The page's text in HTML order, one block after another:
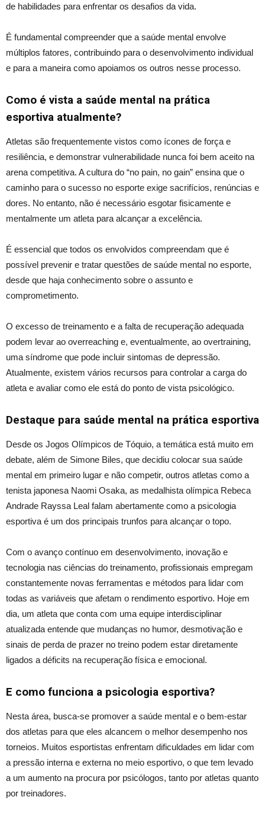
de habilidades para enfrentar os desafios da vida.
É fundamental compreender que a saúde mental envolve
múltiplos fatores, contribuindo para o desenvolvimento individual
e para a maneira como apoiamos os outros nesse processo.
Como é vista a saúde mental na prática
esportiva atualmente?
Atletas são frequentemente vistos como ícones de força e
resiliência, e demonstrar vulnerabilidade nunca foi bem aceito na
arena competitiva. A cultura do “no pain, no gain” ensina que o
caminho para o sucesso no esporte exige sacrifícios, renúncias e
dores. No entanto, não é necessário esgotar fisicamente e
mentalmente um atleta para alcançar a excelência.
É essencial que todos os envolvidos compreendam que é
possível prevenir e tratar questões de saúde mental no esporte,
desde que haja conhecimento sobre o assunto e
comprometimento.
O excesso de treinamento e a falta de recuperação adequada
podem levar ao overreaching e, eventualmente, ao overtraining,
uma síndrome que pode incluir sintomas de depressão.
Atualmente, existem vários recursos para controlar a carga do
atleta e avaliar como ele está do ponto de vista psicológico.
Destaque para saúde mental na prática esportiva
Desde os Jogos Olímpicos de Tóquio, a temática está muito em
debate, além de Simone Biles, que decidiu colocar sua saúde
mental em primeiro lugar e não competir, outros atletas como a
tenista japonesa Naomi Osaka, as medalhista olímpica Rebeca
Andrade Rayssa Leal falam abertamente como a psicologia
esportiva é um dos principais trunfos para alcançar o topo.
Com o avanço contínuo em desenvolvimento, inovação e
tecnologia nas ciências do treinamento, profissionais empregam
constantemente novas ferramentas e métodos para lidar com
todas as variáveis que afetam o rendimento esportivo. Hoje em
dia, um atleta que conta com uma equipe interdisciplinar
atualizada entende que mudanças no humor, desmotivação e
sinais de perda de prazer no treino podem estar diretamente
ligados a déficits na recuperação física e emocional.
E como funciona a psicologia esportiva?
Nesta área, busca-se promover a saúde mental e o bem-estar
dos atletas para que eles alcancem o melhor desempenho nos
torneios. Muitos esportistas enfrentam dificuldades em lidar com
a pressão interna e externa no meio esportivo, o que tem levado
a um aumento na procura por psicólogos, tanto por atletas quanto
por treinadores.